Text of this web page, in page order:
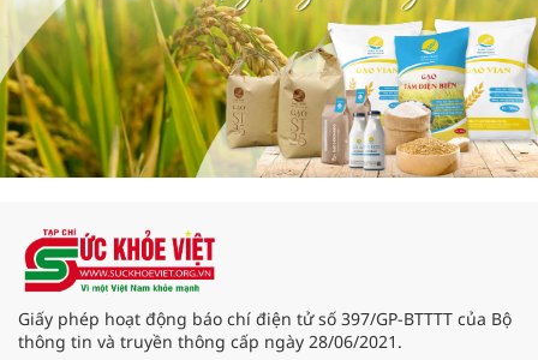
Giấy phép hoạt động báo chí điện tử số 397/GP-BTTTT của Bộ
thông tin và truyền thông cấp ngày 28/06/2021.